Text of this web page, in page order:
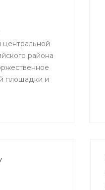
центральной
района
площадки и